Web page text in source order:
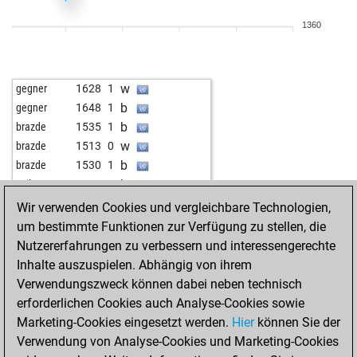
b
fritzbot laura 1269 0 w
fritzbot joe 1675 0 b
nordisch 1402 0 w
fritzbot joe 1665 0 w
disc100 1450 0 w
1628 0 b
train1 1768 1 b
fdiz333 1425 0 w
fdiz333 1436 1 b
swaminaik 1726 0 w
shaqir jakupi 23 1686 0 b
early abort 2232 0 w
maik66 1581 1 b
kinggambit 1664 1 w
1360
gegner 1628 1 w
gegner 1648 1 b
brazde 1535 1 b
brazde 1513 0 w
brazde 1530 1 b
twilo 1599 1 b
emil33 1526 0 b
georgcantor 1654 0 w
gegner 1624 0 w
Wir verwenden Cookies und vergleichbare Technologien,
um bestimmte Funktionen zur Verfügung zu stellen, die
Nutzererfahrungen zu verbessern und interessengerechte
Inhalte auszuspielen. Abhängig von ihrem
Verwendungszweck können dabei neben technisch
erforderlichen Cookies auch Analyse-Cookies sowie
Marketing-Cookies eingesetzt werden. Hierkönnen Sie der
Verwendung von Analyse-Cookies und Marketing-Cookies